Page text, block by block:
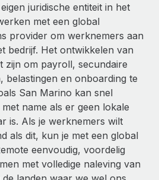
juridische entiteit in het
met een global
provider om werknemers aan
bedrijf. Het ontwikkelen van
zijn om payroll, secundaire
belastingen en onboarding te
San Marino kan snel
name als er geen lokale
is. Als je werknemers wilt
als dit, kun je met een global
eenvoudig, voordelig
met volledige naleving van